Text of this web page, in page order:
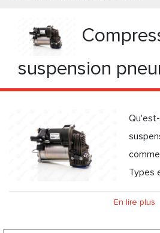
suspension
Types
compresseur à suspension
Garantie d'origine du compresseur à
pneumatique
En lire plus